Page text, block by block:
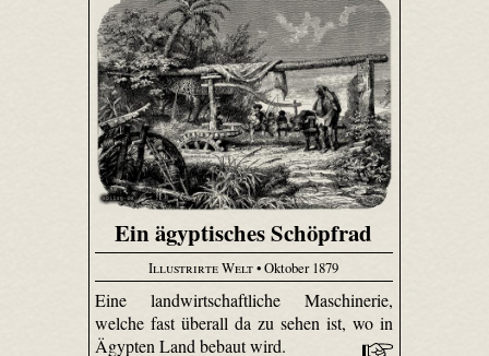
Ein ägyptisches Schöpfrad
Illustrirte Welt• Oktober 1879
Eine landwirtschaftliche Maschinerie,
welche fast überall da zu sehen ist, wo in
Ägypten Land bebaut wird.